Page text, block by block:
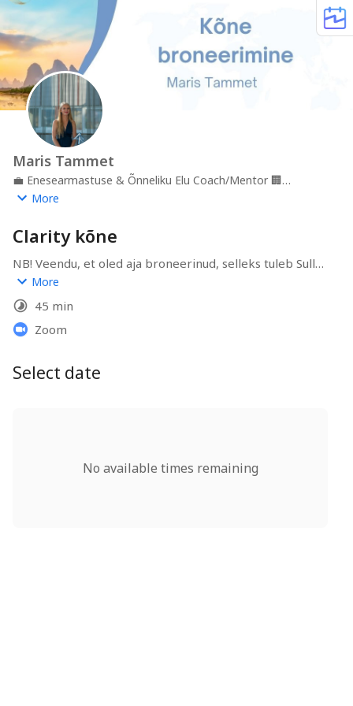
Maris Tammet
💼 Enesearmastuse & Õnneliku Elu Coach/Mentor 🏢
Kogemus & Elamus OÜ
More
Clarity kõne
NB! Veendu, et oled aja broneerinud, selleks tuleb Sulle
e-kinnituskiri hiljemalt 10minuti jooksul. (Ps! Vaata igaks
juhuks ka rämpsposti)
https://forms.gle/Qqih92uBr5UFKnpM9
More
45 min
Zoom
Select date
No available times remaining